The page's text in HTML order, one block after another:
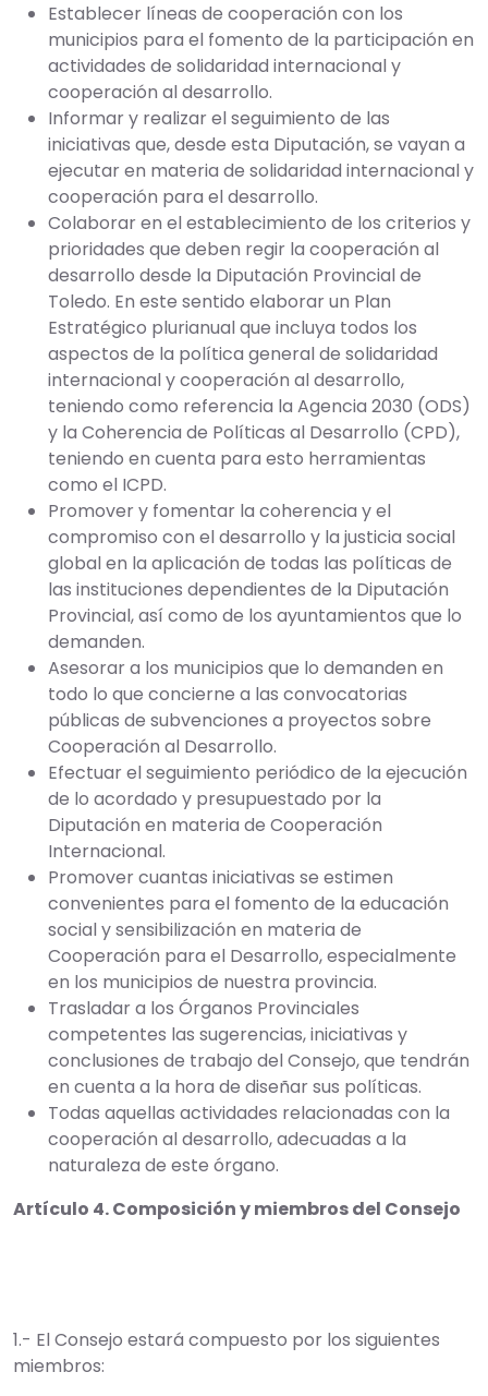
Establecer líneas de cooperación con los
municipios para el fomento de la participación en
actividades de solidaridad internacional y
cooperación al desarrollo.
Informar y realizar el seguimiento de las
iniciativas que, desde esta Diputación, se vayan a
ejecutar en materia de solidaridad internacional y
cooperación para el desarrollo.
Colaborar en el establecimiento de los criterios y
prioridades que deben regir la cooperación al
desarrollo desde la Diputación Provincial de
Toledo. En este sentido elaborar un Plan
Estratégico plurianual que incluya todos los
aspectos de la política general de solidaridad
internacional y cooperación al desarrollo,
teniendo como referencia la Agencia 2030 (ODS)
y la Coherencia de Políticas al Desarrollo (CPD),
teniendo en cuenta para esto herramientas
como el ICPD.
Promover y fomentar la coherencia y el
compromiso con el desarrollo y la justicia social
global en la aplicación de todas las políticas de
las instituciones dependientes de la Diputación
Provincial, así como de los ayuntamientos que lo
demanden.
Asesorar a los municipios que lo demanden en
todo lo que concierne a las convocatorias
públicas de subvenciones a proyectos sobre
Cooperación al Desarrollo.
Efectuar el seguimiento periódico de la ejecución
de lo acordado y presupuestado por la
Diputación en materia de Cooperación
Internacional.
Promover cuantas iniciativas se estimen
convenientes para el fomento de la educación
social y sensibilización en materia de
Cooperación para el Desarrollo, especialmente
en los municipios de nuestra provincia.
Trasladar a los Órganos Provinciales
competentes las sugerencias, iniciativas y
conclusiones de trabajo del Consejo, que tendrán
en cuenta a la hora de diseñar sus políticas.
Todas aquellas actividades relacionadas con la
cooperación al desarrollo, adecuadas a la
naturaleza de este órgano.
Artículo 4. Composición y miembros del Consejo
1.- El Consejo estará compuesto por los siguientes
miembros: